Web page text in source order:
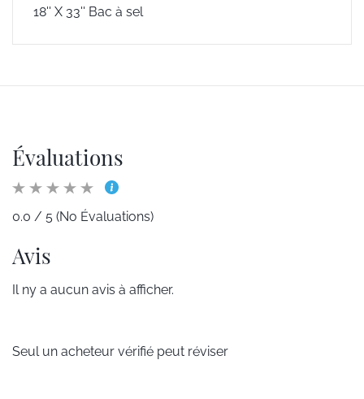
18'' X 33'' Bac à sel
Évaluations
0.0 / 5 (No Évaluations)
Avis
Il ny a aucun avis à afficher.
Seul un acheteur vérifié peut réviser